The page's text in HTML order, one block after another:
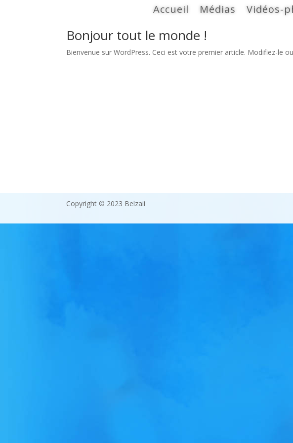
Accueil Médias Vidéos-
Bonjour tout le monde !
Bienvenue sur WordPress. Ceci est votre premier article. Modifiez-le
Copyright © 2023 Belzaii